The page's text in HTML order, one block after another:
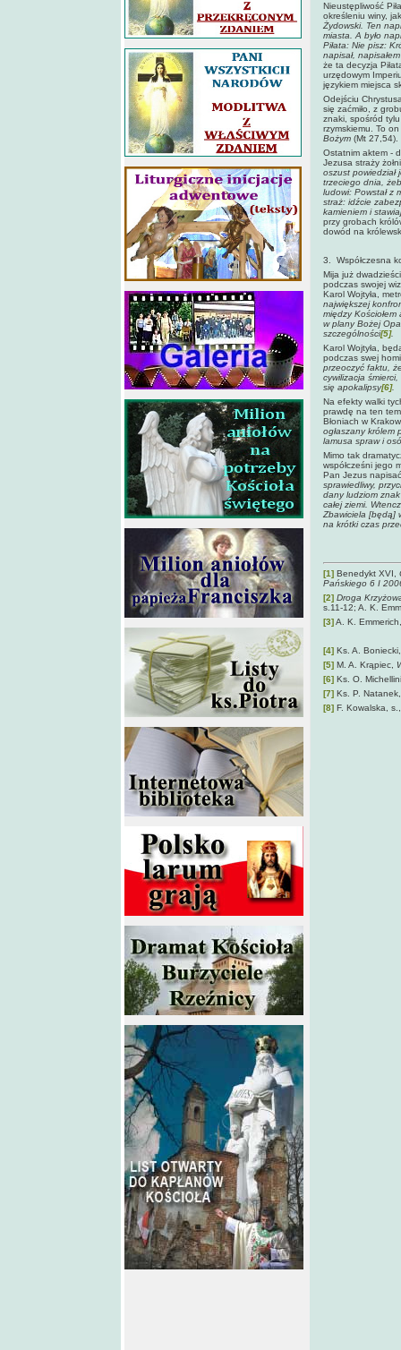
Nieustępliwość
określeniu winy,
Żydowski. Ten
miasta. A było
Piłata: Nie pisz:
napisał,
że ta decyzja
urzędowym
językiem miejsca
Odejściu
się zaćmiło, z
znaki, spośród
rzymskiemu. To
Bożym (Mt 27,54).
Ostatnim aktem -
Jezusa straży
oszust
trzeciego dnia,
ludowi: Powstał z
straż: idźcie
kamieniem i
przy grobach
dowód na
3. Współczesna
Mija już
podczas swojej
Karol Wojtyła,
największej
między
w plany Bożej
szczególności[5].
Karol Wojtyła,
podczas swej
przeoczyć faktu,
cywilizacja
się apokalipsy[6].
Na efekty walki
prawdę na ten
Błoniach w
ogłaszany królem
lamusa spraw i
Mimo tak
współcześni jego
Pan Jezus
sprawiedliwy,
dany ludziom
całej ziemi.
Zbawiciela [będą]
na krótki czas
[1] Benedykt XVI,
Pańskiego 6 I
[2] Droga
s.11-12; A. K.
[3]A. K.
[4] Ks. A.
[5] M. A. Krąpiec,
[6] Ks. O.
[7] Ks. P.
[8] F. Kowalska,